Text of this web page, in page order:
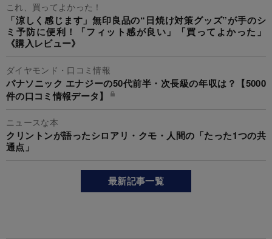
これ、買ってよかった！
「涼しく感じます」無印良品の“日焼け対策グッズ”が手のシ
ミ予防に便利！「フィット感が良い」「買ってよかった」
《購入レビュー》
ダイヤモンド・口コミ情報
パナソニック エナジーの50代前半・次長級の年収は？【5000
件の口コミ情報データ】
ニュースな本
クリントンが語ったシロアリ・クモ・人間の「たった1つの共
通点」
最新記事一覧